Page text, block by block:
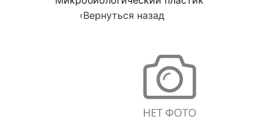
‹Вернуться назад